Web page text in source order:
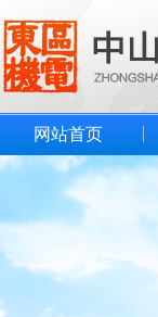
网站首页